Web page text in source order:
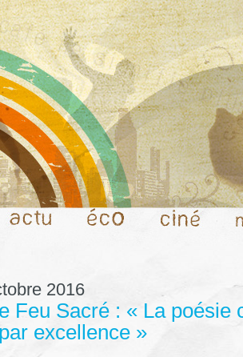
2016
Feu Sacré : « La poésie
excellence »